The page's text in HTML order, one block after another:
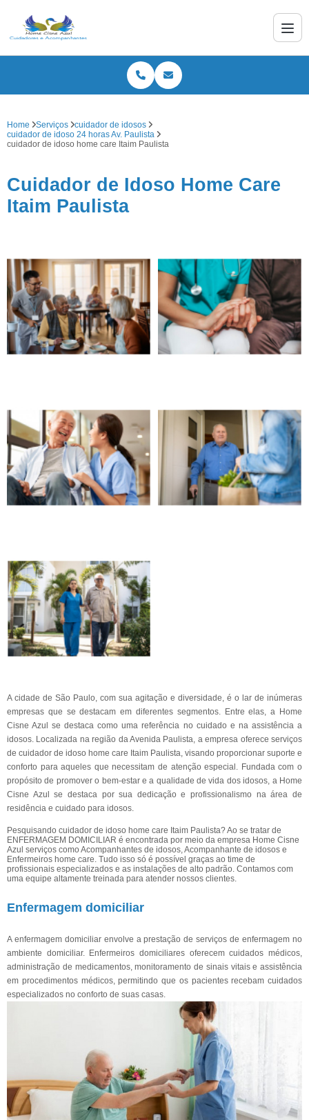
Home Serviços
cuidador de idosos
cuidador de idoso 24 horas Av. Paulista
cuidador de idoso home care Itaim Paulista
Cuidador de Idoso Home Care
Itaim Paulista
A cidade de São Paulo, com sua agitação e diversidade, é o lar de inúmeras
empresas que se destacam em diferentes segmentos. Entre elas, a Home
Cisne Azul se destaca como uma referência no cuidado e na assistência a
idosos. Localizada na região da Avenida Paulista, a empresa oferece serviços
de cuidador de idoso home care Itaim Paulista, visando proporcionar suporte e
conforto para aqueles que necessitam de atenção especial. Fundada com o
propósito de promover o bem-estar e a qualidade de vida dos idosos, a Home
Cisne Azul se destaca por sua dedicação e profissionalismo na área de
residência e cuidado para idosos.
Pesquisando cuidador de idoso home care Itaim Paulista? Ao se tratar de
ENFERMAGEM DOMICILIAR é encontrada por meio da empresa Home Cisne
Azul serviços como Acompanhantes de idosos, Acompanhante de idosos e
Enfermeiros home care. Tudo isso só é possível graças ao time de
profissionais especializados e as instalações de alto padrão. Contamos com
uma equipe altamente treinada para atender nossos clientes.
Enfermagem domiciliar
A enfermagem domiciliar envolve a prestação de serviços de enfermagem no
ambiente domiciliar. Enfermeiros domiciliares oferecem cuidados médicos,
administração de medicamentos, monitoramento de sinais vitais e assistência
em procedimentos médicos, permitindo que os pacientes recebam cuidados
especializados no conforto de suas casas.